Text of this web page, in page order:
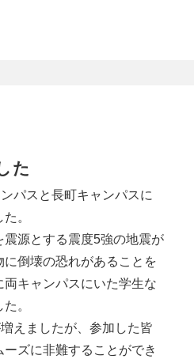
た
パスと長町キャンパスに
。
源とする震度5強の地震が
倒壊の恐れがあることを
キャンパスにいた学生な
。
えましたが、参加した皆
ズに非難することができ